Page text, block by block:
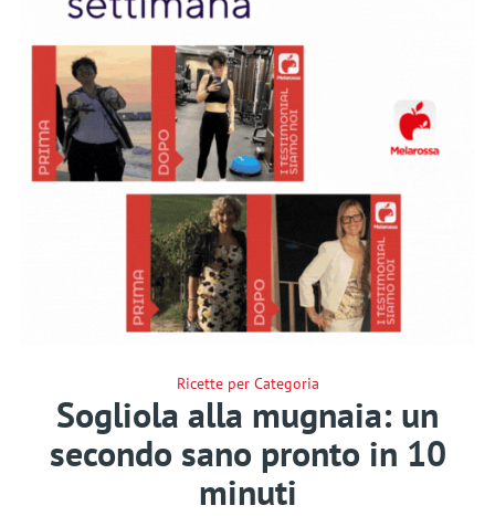
Ricette per Categoria
Sogliola alla mugnaia: un
secondo sano pronto in 10
minuti